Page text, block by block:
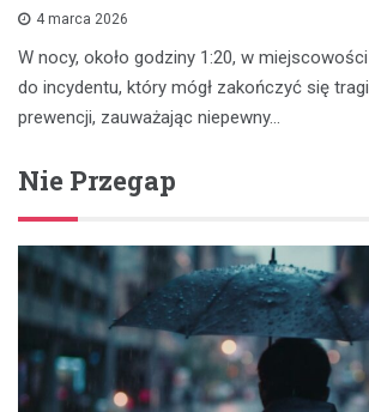
4 marca 2026
W nocy, około godziny 1:20, w
do incydentu, który mógł zakończyć się
prewencji, zauważając niepewny…
Nie Przegap